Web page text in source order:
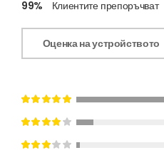
99% Клиентите препоръчват
Оценка на устройството